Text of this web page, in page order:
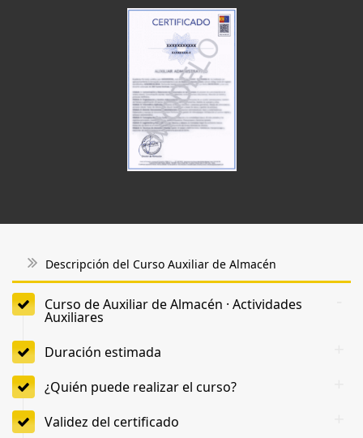
Descripción del Curso Auxiliar de Almacén
Curso de Auxiliar de Almacén · Actividades
Auxiliares
Duración estimada
¿Quién puede realizar el curso?
Validez del certificado